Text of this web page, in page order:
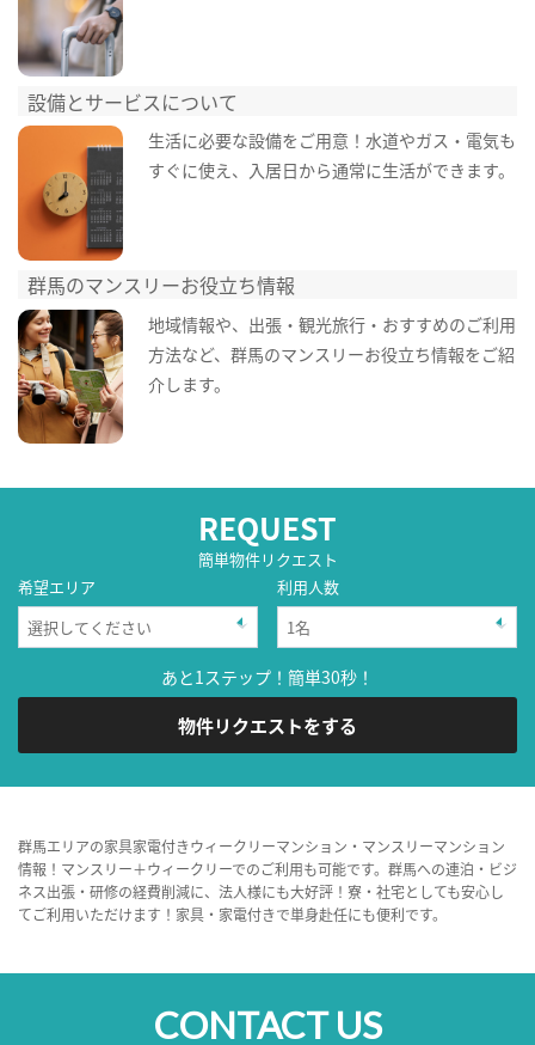
設備とサービスについて
生活に必要な設備をご用意！水道やガス・電気も
すぐに使え、入居日から通常に生活ができます。
群馬のマンスリーお役立ち情報
地域情報や、出張・観光旅行・おすすめのご利用
方法など、群馬のマンスリーお役立ち情報をご紹
介します。
REQUEST
簡単物件リクエスト
希望エリア
利用人数
あと1ステップ！簡単30秒！
物件リクエストをする
群馬エリアの家具家電付きウィークリーマンション・マンスリーマンション
情報！マンスリー＋ウィークリーでのご利用も可能です。群馬への連泊・ビジ
ネス出張・研修の経費削減に、法人様にも大好評！寮・社宅としても安心し
てご利用いただけます！家具・家電付きで単身赴任にも便利です。
CONTACT US